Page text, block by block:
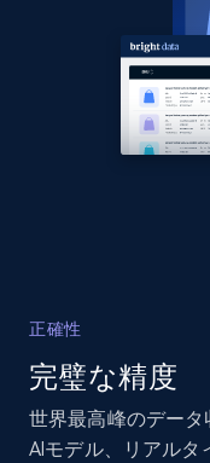
Amazon
products from
Title, Seller
price, Currency,
Home Depot US
Sku, Product id,
and more.
正確性
完璧な精度
世界最高峰のデー
AIモデル、リアルタ